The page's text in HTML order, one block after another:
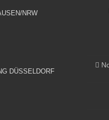
NRW
DÜSSELDORF